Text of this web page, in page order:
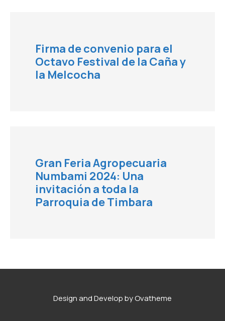
Firma de convenio para el
Octavo Festival de la Caña y
la Melcocha
Gran Feria Agropecuaria
Numbami 2024: Una
invitación a toda la
Parroquia de Timbara
Design and Develop by Ovatheme